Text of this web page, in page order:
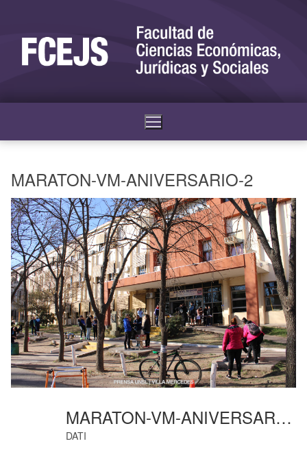
MARATON-VM-ANIVERSARIO-2
MARATON-VM-ANIVERSARIO-2
DATI